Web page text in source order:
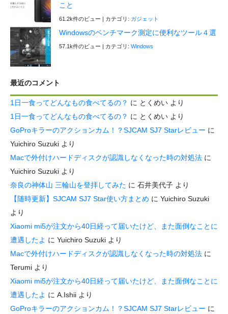
こと
61.2k件のビュー | カテゴリ: ガジェット
Windowsのベンチマーク測定に便利なツール４選
57.1k件のビュー | カテゴリ: Windows
最近のコメント
1日一食ってどんなもの食べてるの？ に とくめい より
1日一食ってどんなもの食べてるの？ に とくめい より
GoProキラーのアクションカム！？SJCAM SJ7 Starレビュー に
Yuichiro Suzuki より
Macで外付けハードディスクが認識しなくなった時の対処法 に
Yuichiro Suzuki より
奈良の神体山 三輪山を登拝してみた に 石井美代子 より
【随時更新】SJCAM SJ7 Star使い方まとめ に Yuichiro Suzuki
より
Xiaomi mi5が注文から40日経って届いたけど、また面倒なことに
遭遇したよ に Yuichiro Suzuki より
Macで外付けハードディスクが認識しなくなった時の対処法 に
Terumi より
Xiaomi mi5が注文から40日経って届いたけど、また面倒なことに
遭遇したよ に A.Ishii より
GoProキラーのアクションカム！？SJCAM SJ7 Starレビュー に